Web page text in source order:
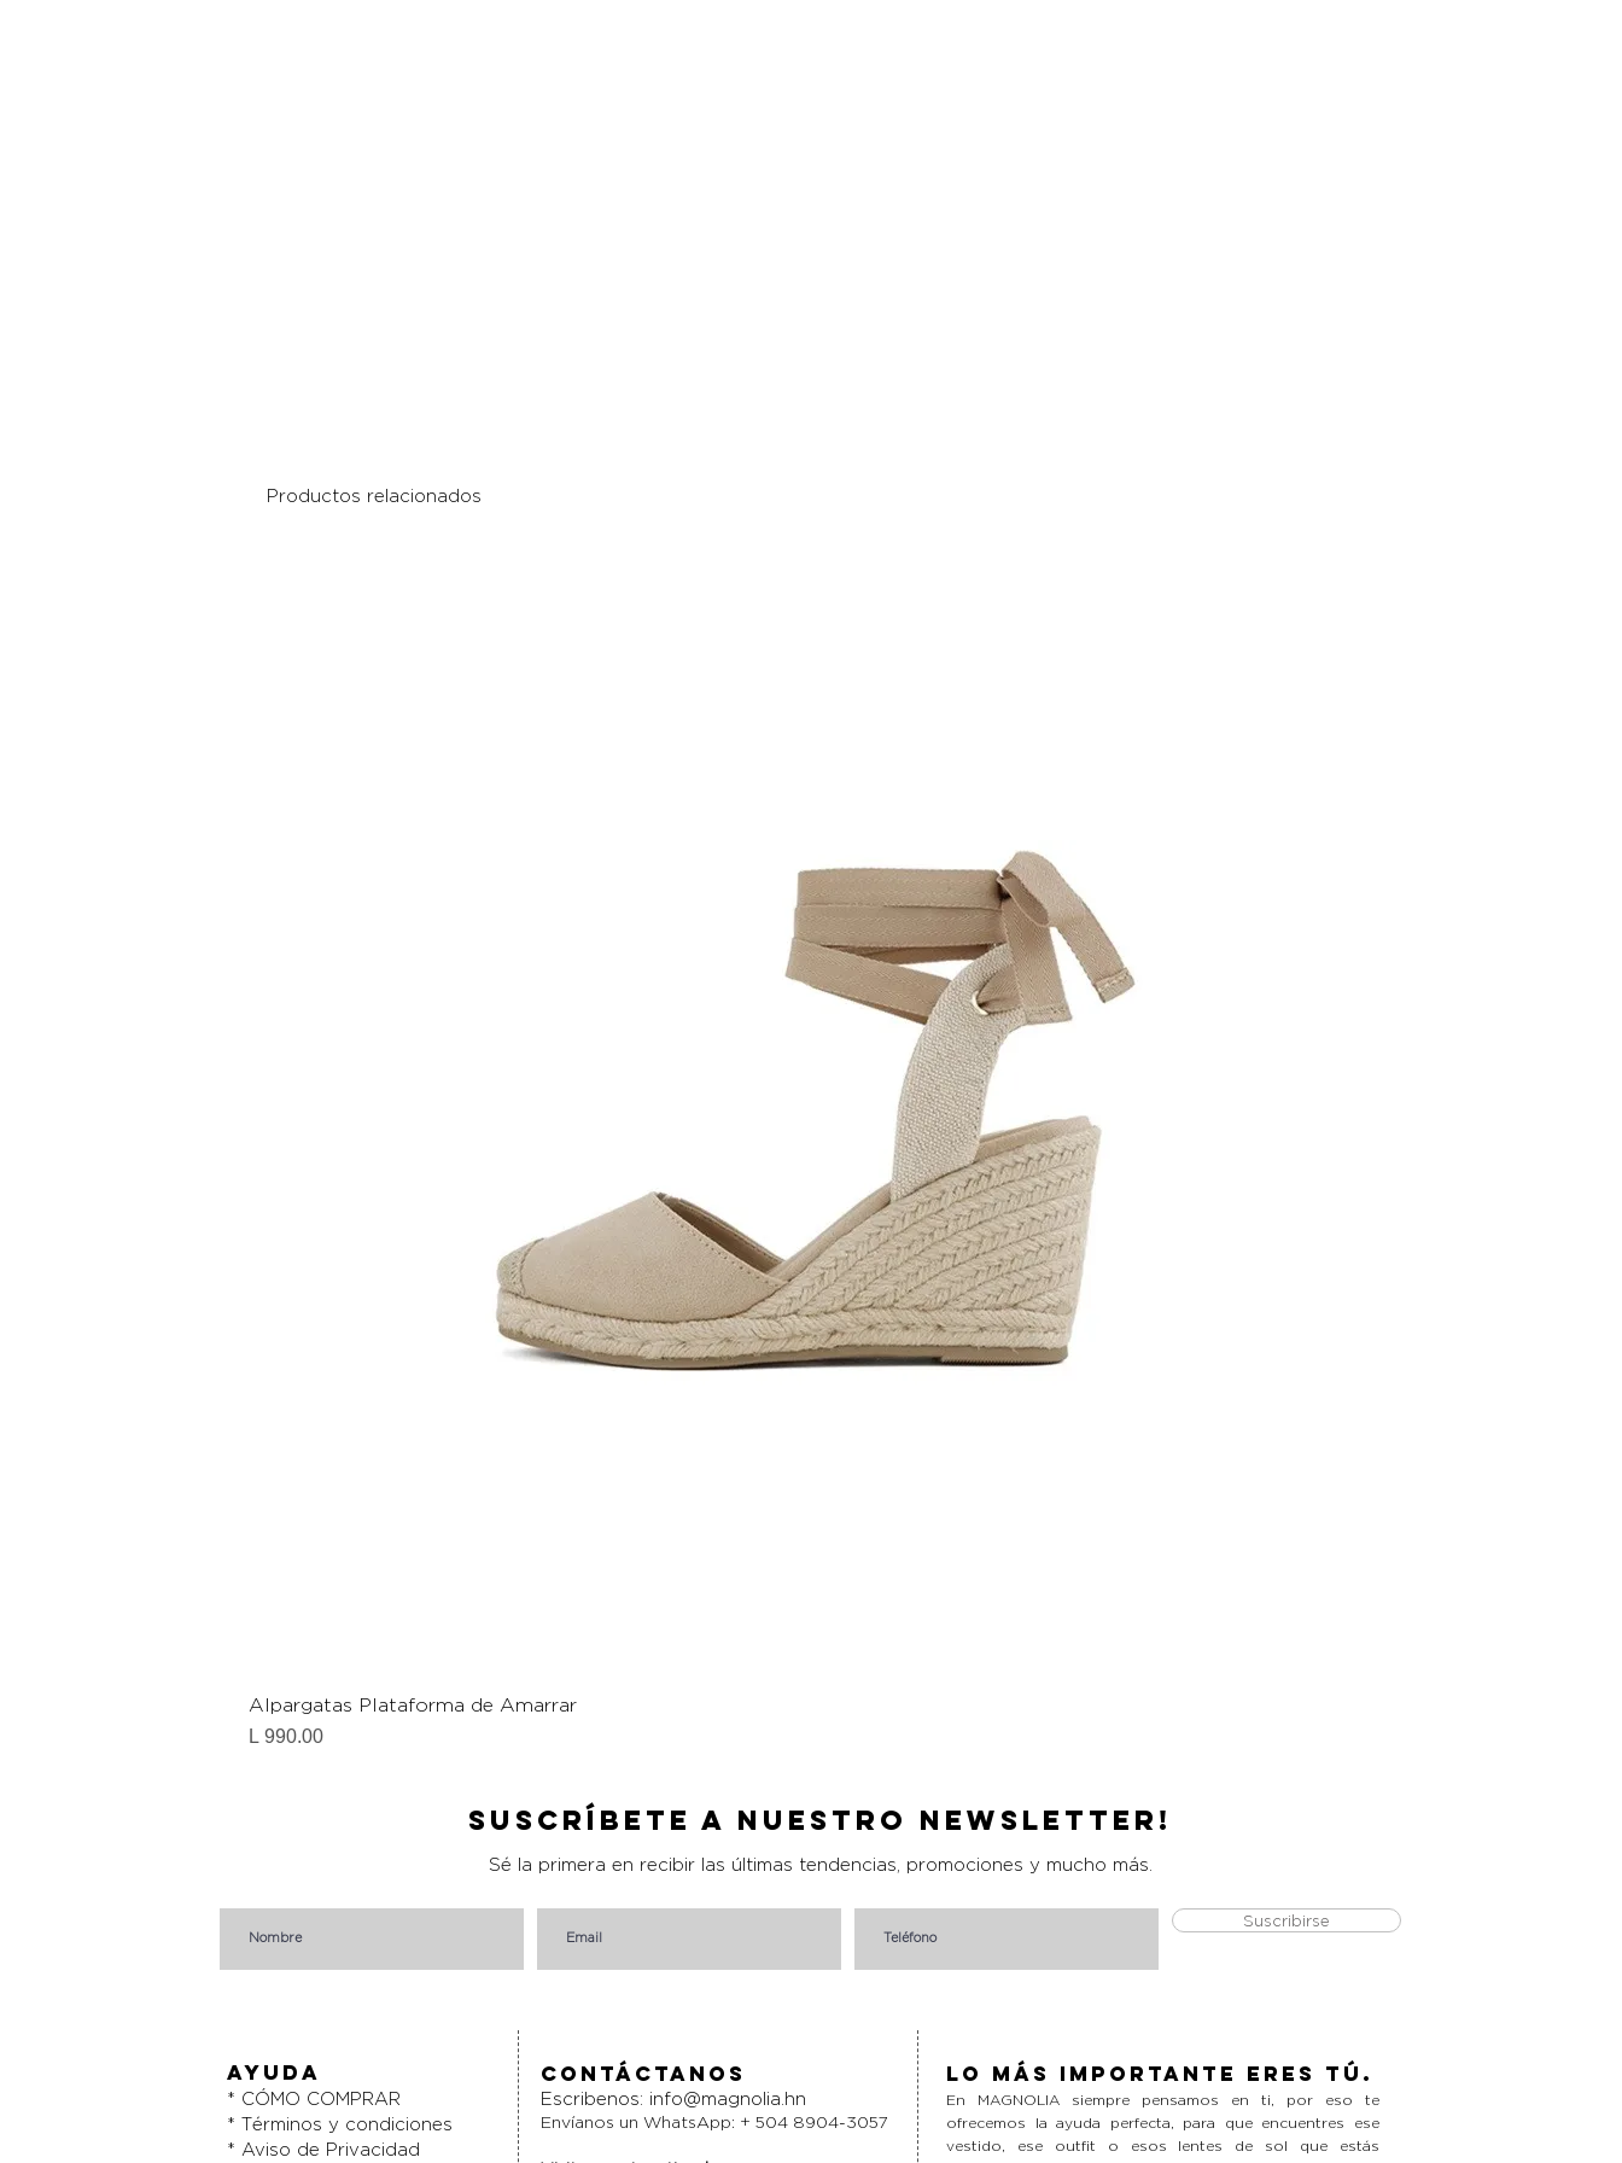
Productos relacionados
Alpargatas Plataforma de Amarrar
Precio
L 990.00
Suscríbete a nuestro Newsletter!
Sé la primera en recibir las últimas tendencias, promociones y mucho más.
Suscribirse
AYUDA
* CÓMO COMPRAR
* Términos y condiciones
* Aviso de Privacidad
Contáctanos
Escribenos: info@magnolia.hn
Envíanos un WhatsApp: + 504 8904-3057
Lo más importante eres tú.
En MAGNOLIA siempre pensamos en ti, por eso te
ofrecemos la ayuda perfecta, para que encuentres ese
vestido, ese outfit o esos lentes de sol que estás